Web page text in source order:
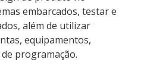
embarcados, testar e
além de utilizar
equipamentos,
programação.